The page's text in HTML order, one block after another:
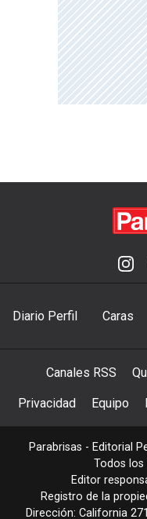
Diario Perfil Caras
Canales RSS
Privacidad Equipo
Parabrisas - Editorial
Todos los
Editor
Registro de la
Dirección: California